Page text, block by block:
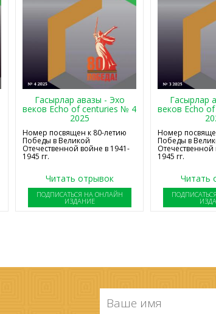
Гасырлар авазы - Эхо
веков Echo of centuries № 4
2025
Номер посвящен к 80-летию
Победы в Великой
Отечественной войне в 1941-
1945 гг.
Читать отрывок
ПОДПИСАТЬСЯ НА ОНЛАЙН
ИЗДАНИЕ
Гасырлар
веков Echo
Номер
Победы в
1945 гг.
Читать
имя